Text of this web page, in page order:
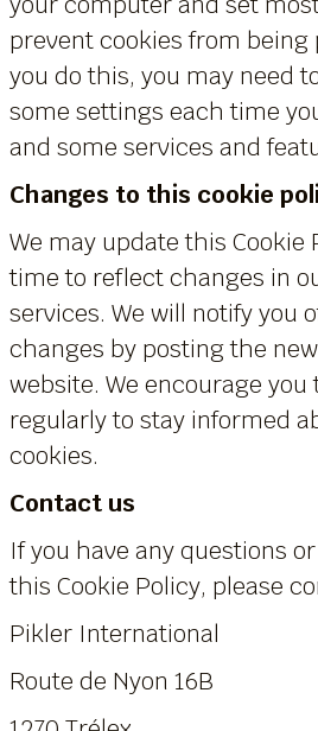
prevent cookies from being
you do this, you may need
some settings each time
and some services and
Changes to this cookie
We may update this
time to reflect changes in
services. We will notify you
changes by posting the
website. We encourage
regularly to stay informed
cookies.
Contact us
If you have any questions
this Cookie Policy, please
Pikler International
Route de Nyon 16B